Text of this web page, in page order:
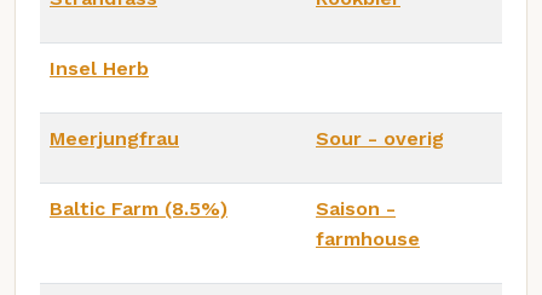
Insel Herb
Meerjungfrau Sour - overig
Baltic Farm (8.5%)
Saison -
farmhouse